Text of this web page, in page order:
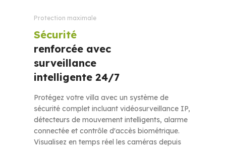
Protection maximale
Sécurité
renforcée avec
surveillance
intelligente 24/7
Protégez votre villa avec un système de
sécurité complet incluant vidéosurveillance IP,
détecteurs de mouvement intelligents, alarme
connectée et contrôle d'accès biométrique.
Visualisez en temps réel les caméras depuis